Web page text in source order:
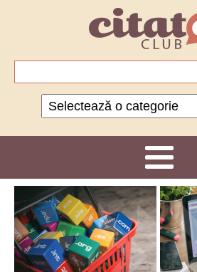
Categorii